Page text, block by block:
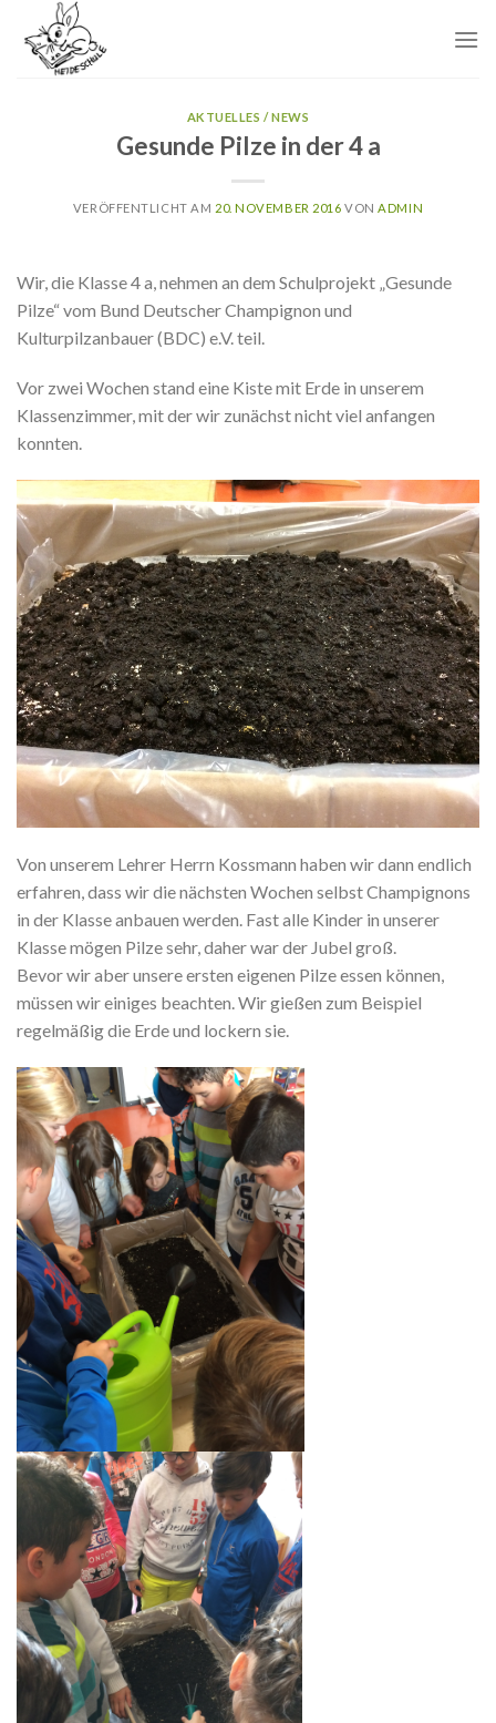
content
AKTUELLES / NEWS
Gesunde Pilze in der 4 a
VERÖFFENTLICHT AM 20. NOVEMBER 2016 VON ADMIN
Wir, die Klasse 4 a, nehmen an dem Schulprojekt „Gesunde
Pilze“ vom Bund Deutscher Champignon und
Kulturpilzanbauer (BDC) e.V. teil.
Vor zwei Wochen stand eine Kiste mit Erde in unserem
Klassenzimmer, mit der wir zunächst nicht viel anfangen
konnten.
Von unserem Lehrer Herrn Kossmann haben wir dann endlich
erfahren, dass wir die nächsten Wochen selbst Champignons
in der Klasse anbauen werden. Fast alle Kinder in unserer
Klasse mögen Pilze sehr, daher war der Jubel groß.
Bevor wir aber unsere ersten eigenen Pilze essen können,
müssen wir einiges beachten. Wir gießen zum Beispiel
regelmäßig die Erde und lockern sie.